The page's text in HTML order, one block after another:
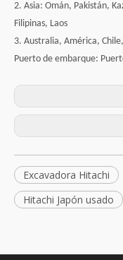
2. Asia: Omán, Pakistán,
Filipinas, Laos
3. Australia, América,
Puerto de embarque:
Excavadora Hitachi
Hitachi Japón usado